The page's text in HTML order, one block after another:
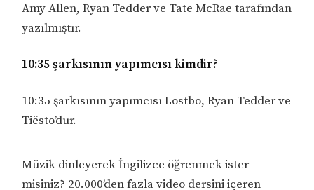
Amy Allen, Ryan Tedder ve Tate McRae tarafından
yazılmıştır.
10:35 şarkısının yapımcısı kimdir?
10:35 şarkısının yapımcısı Lostbo, Ryan Tedder ve
Tiësto’dur.
Müzik dinleyerek İngilizce öğrenmek ister
misiniz? 20.000’den fazla video dersini içeren